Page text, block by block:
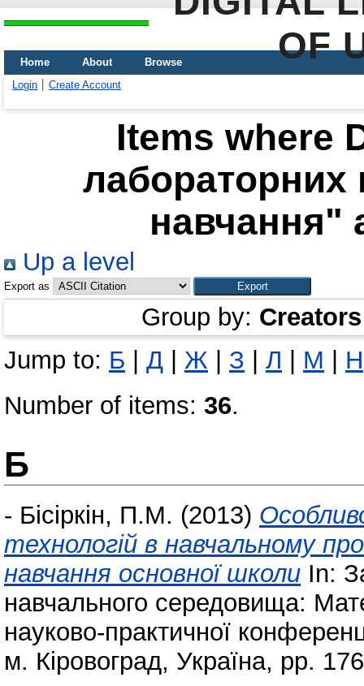
OF
Home About
Browse
Login
Create Account
Items where
лабораторних
навчання"
Up a level
Export as
Group by: Creators
Jump to: Б Д Ж З Л М Н
Number of items: 36.
Б
- Бісіркін, П.М. (2013)
технологій в навчальному
навчання основної школи In:
навчального середовища:
науково-практичної
м. Кіровоград, Україна, pp.